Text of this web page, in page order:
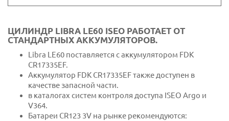
ЦИЛИНДР LIBRA LE60 ISEO РАБОТАЕТ ОТ
СТАНДАРТНЫХ АККУМУЛЯТОРОВ.
Libra LE60 поставляется с аккумулятором FDK
CR17335EF.
Аккумулятор FDK CR17335EF также доступен в
качестве запасной части.
в каталогах систем контроля доступа ISEO Argo и
V364.
Батареи CR123 3V на рынке рекомендуются: